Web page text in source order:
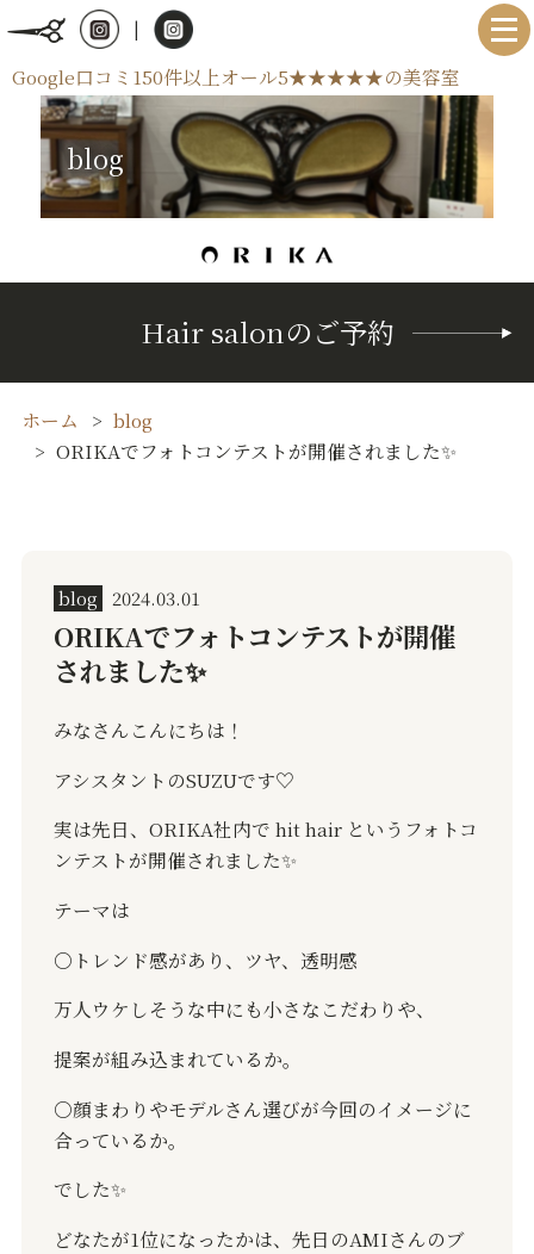
|
Google口コミ150件以上オール5★★★★★の美容室
blog
Hair salonのご予約
ホーム
blog
ORIKAでフォトコンテストが開催されました✨️
blog 2024.03.01
ORIKAでフォトコンテストが開催
されました✨️
みなさんこんにちは！
アシスタントのSUZUです♡
実は先日、ORIKA社内で hit hair というフォトコ
ンテストが開催されました✨️
テーマは
○トレンド感があり、ツヤ、透明感
万人ウケしそうな中にも小さなこだわりや、
提案が組み込まれているか。
○顔まわりやモデルさん選びが今回のイメージに
合っているか。
でした✨️
どなたが1位になったかは、先日のAMIさんのブ